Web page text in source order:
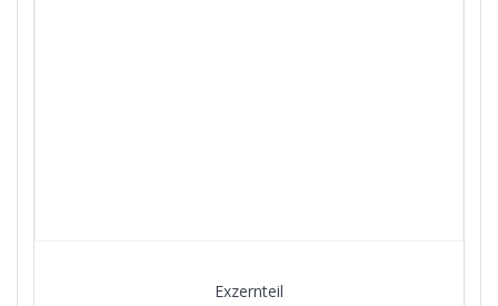
Exzernteil